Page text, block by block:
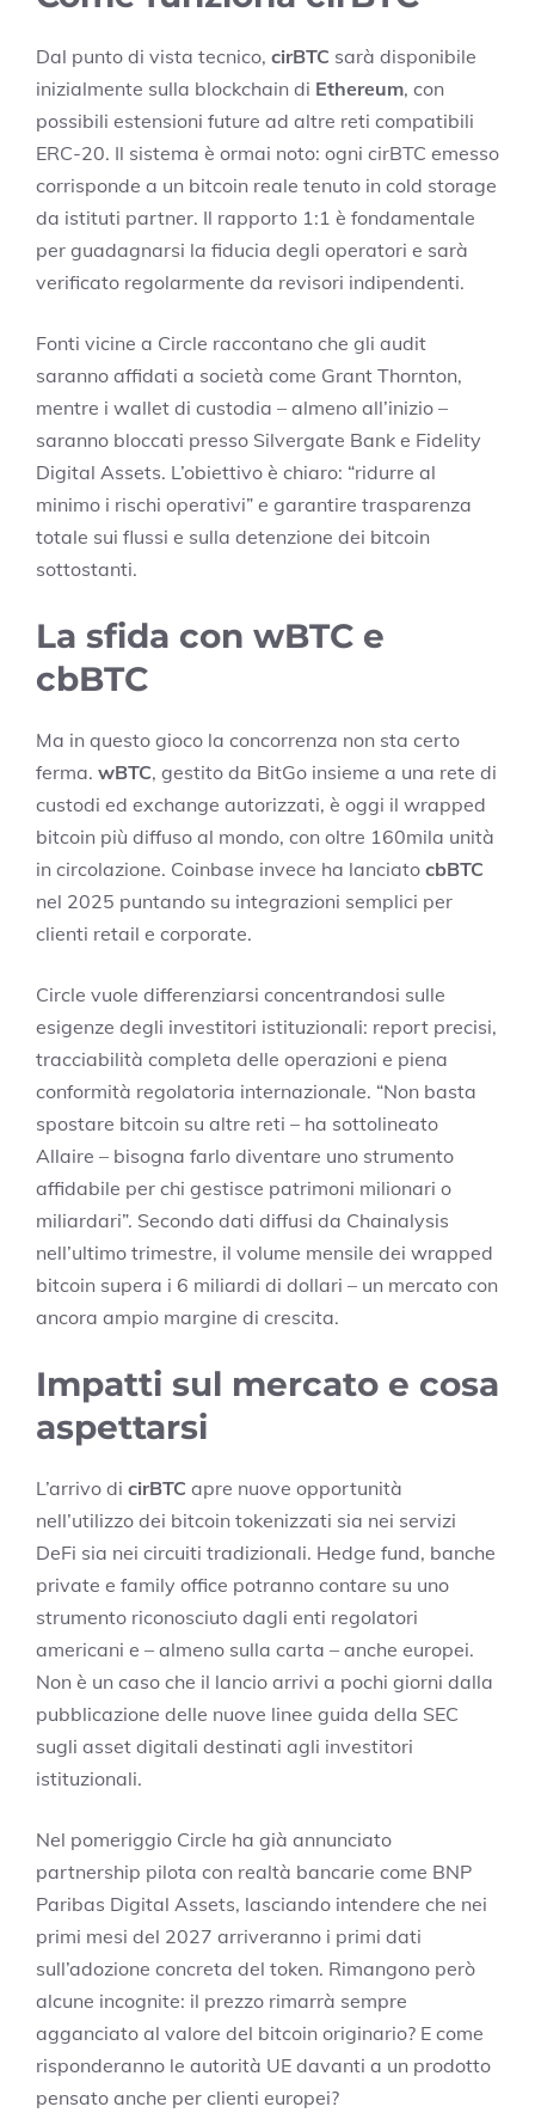
Dal punto di vista tecnico, cirBTC sarà disponibile
inizialmente sulla blockchain di Ethereum, con
possibili estensioni future ad altre reti compatibili
ERC-20. Il sistema è ormai noto: ogni cirBTC emesso
corrisponde a un bitcoin reale tenuto in cold storage
da istituti partner. Il rapporto 1:1 è fondamentale
per guadagnarsi la fiducia degli operatori e sarà
verificato regolarmente da revisori indipendenti.
Fonti vicine a Circle raccontano che gli audit
saranno affidati a società come Grant Thornton,
mentre i wallet di custodia – almeno all’inizio –
saranno bloccati presso Silvergate Bank e Fidelity
Digital Assets. L’obiettivo è chiaro: “ridurre al
minimo i rischi operativi” e garantire trasparenza
totale sui flussi e sulla detenzione dei bitcoin
sottostanti.
La sfida con wBTC e
cbBTC
Ma in questo gioco la concorrenza non sta certo
ferma. wBTC, gestito da BitGo insieme a una rete di
custodi ed exchange autorizzati, è oggi il wrapped
bitcoin più diffuso al mondo, con oltre 160mila unità
in circolazione. Coinbase invece ha lanciato cbBTC
nel 2025 puntando su integrazioni semplici per
clienti retail e corporate.
Circle vuole differenziarsi concentrandosi sulle
esigenze degli investitori istituzionali: report precisi,
tracciabilità completa delle operazioni e piena
conformità regolatoria internazionale. “Non basta
spostare bitcoin su altre reti – ha sottolineato
Allaire – bisogna farlo diventare uno strumento
affidabile per chi gestisce patrimoni milionari o
miliardari”. Secondo dati diffusi da Chainalysis
nell’ultimo trimestre, il volume mensile dei wrapped
bitcoin supera i 6 miliardi di dollari – un mercato con
ancora ampio margine di crescita.
Impatti sul mercato e cosa
aspettarsi
L’arrivo di cirBTC apre nuove opportunità
nell’utilizzo dei bitcoin tokenizzati sia nei servizi
DeFi sia nei circuiti tradizionali. Hedge fund, banche
private e family office potranno contare su uno
strumento riconosciuto dagli enti regolatori
americani e – almeno sulla carta – anche europei.
Non è un caso che il lancio arrivi a pochi giorni dalla
pubblicazione delle nuove linee guida della SEC
sugli asset digitali destinati agli investitori
istituzionali.
Nel pomeriggio Circle ha già annunciato
partnership pilota con realtà bancarie come BNP
Paribas Digital Assets, lasciando intendere che nei
primi mesi del 2027 arriveranno i primi dati
sull’adozione concreta del token. Rimangono però
alcune incognite: il prezzo rimarrà sempre
agganciato al valore del bitcoin originario? E come
risponderanno le autorità UE davanti a un prodotto
pensato anche per clienti europei?